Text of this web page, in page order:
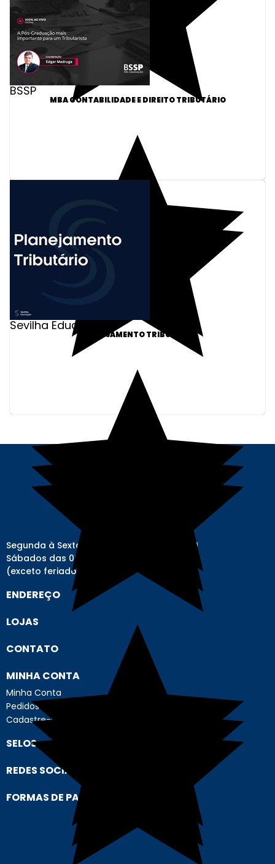
BSSP
MBA CONTABILIDADE E DIREITO TRIBUTÁRIO
Sevilha Educação
PLANEJAMENTO TRIBUTÁRIO
Segunda à Sexta-feira das 08h00 às 17h00
Sábados das 08h00 às 12h00
(exceto feriados)
ENDEREÇO
LOJAS
CONTATO
MINHA CONTA
Minha Conta
Pedidos
Cadastre-se
SELOS
REDES SOCIAIS
FORMAS DE PAGAMENTO